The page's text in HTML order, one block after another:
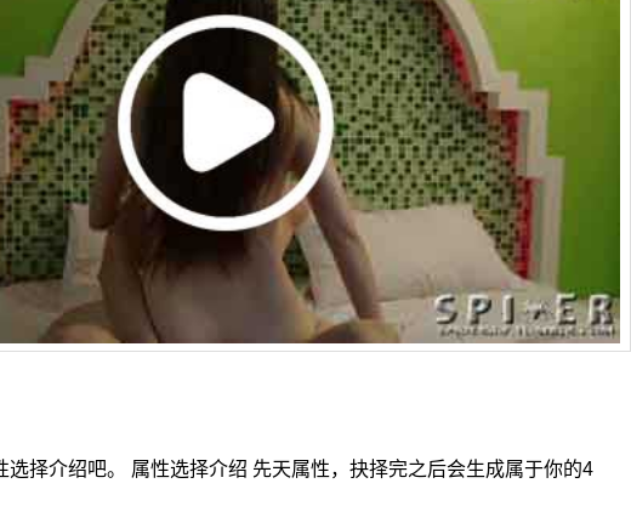
择介绍吧。 属性选择介绍 先天属性，抉择完之后会生成属于你的4